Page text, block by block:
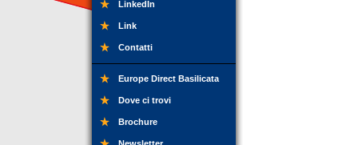
LinkedIn
Link
Contatti
Europe Direct Basilicata
Dove ci trovi
Brochure